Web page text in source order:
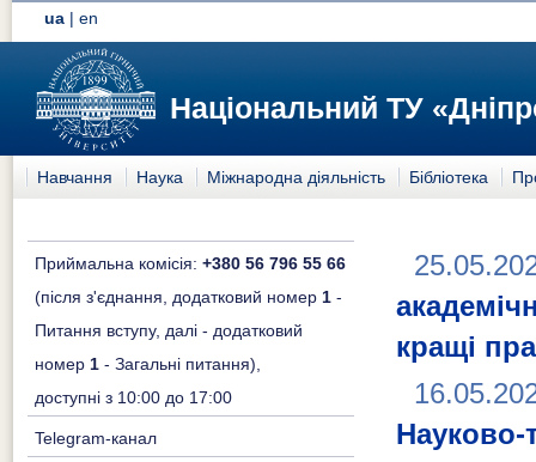
ua |en
Національний ТУ
Навчання Наука Міжнародна діяльність Бібліотека
Приймальна комісія: +380 56 796 55 66
(після з'єднання, додатковий номер 1 -
Питання вступу, далі - додатковий
номер 1 - Загальні питання),
доступні з 10:00 до 17:00
Telegram-канал
кращі
Науково-